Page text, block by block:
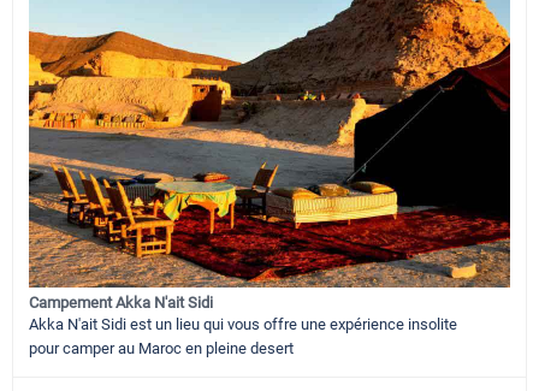
Campement Akka N'ait Sidi
Akka N'ait Sidi est un lieu qui vous offre une expérience insolite
pour camper au Maroc en pleine desert